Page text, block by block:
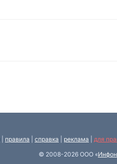
правила справка реклама для
© 2008-2026 ООО «Инфон